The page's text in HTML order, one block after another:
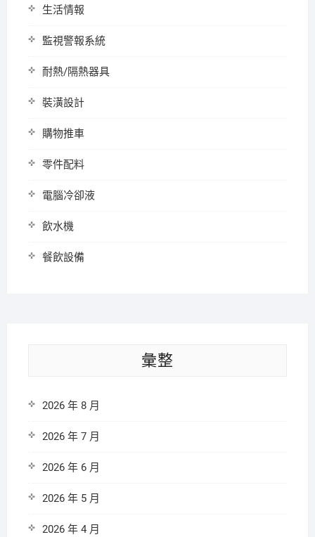
生活情報
監視警報系統
耐熱/隔熱器具
裝潢設計
購物推車
零件配料
電腦冷卻液
飲水機
餐飲設備
彙整
2026 年 8 月
2026 年 7 月
2026 年 6 月
2026 年 5 月
2026 年 4 月